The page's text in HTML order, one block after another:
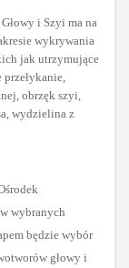
i Szyi ma na
wykrywania
jak utrzymujące
obrzęk szyi,
wydzielina z
wybranych
będzie wybór
głowy i